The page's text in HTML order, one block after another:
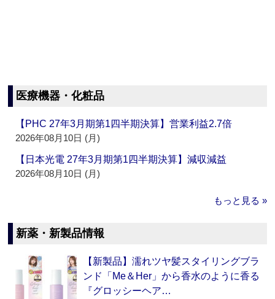
医療機器・化粧品
【PHC 27年3月期第1四半期決算】営業利益2.7倍
2026年08月10日 (月)
【日本光電 27年3月期第1四半期決算】減収減益
2026年08月10日 (月)
もっと見る »
新薬・新製品情報
【新製品】濡れツヤ髪スタイリングブラ
ンド「Me＆Her」から香水のように香る
『グロッシーヘア…